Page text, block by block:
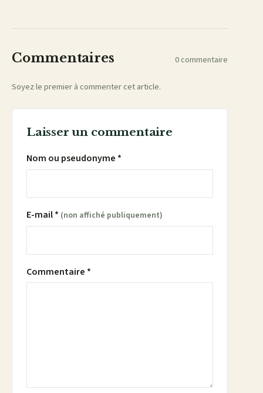
Commentaires 0 commentaire
Soyez le premier à commenter cet article.
Laisser un commentaire
Nom ou pseudonyme *
E-mail * (non affiché publiquement)
Commentaire *